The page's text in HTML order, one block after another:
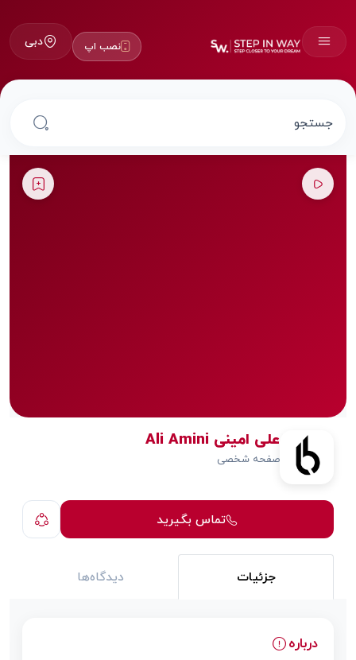
نصب اپ دبی
علی امینی Ali Amini
صفحه شخصی
تماس بگیرید
جزئیات دیدگاه‌ها
درباره